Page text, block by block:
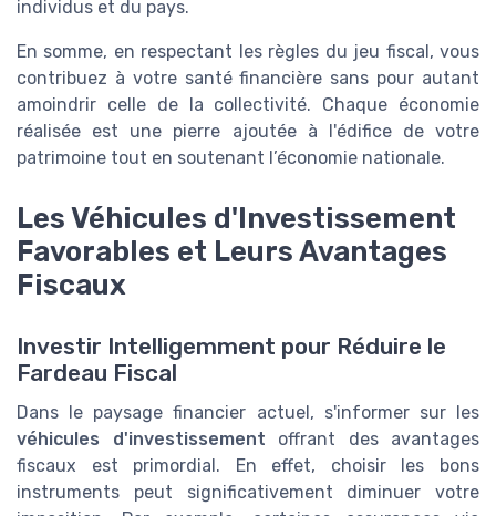
individus et du pays.
En somme, en respectant les règles du jeu fiscal, vous
contribuez à votre santé financière sans pour autant
amoindrir celle de la collectivité. Chaque économie
réalisée est une pierre ajoutée à l'édifice de votre
patrimoine tout en soutenant l’économie nationale.
Les Véhicules d'Investissement
Favorables et Leurs Avantages
Fiscaux
Investir Intelligemment pour Réduire le
Fardeau Fiscal
Dans le paysage financier actuel, s'informer sur les
véhicules d'investissement offrant des avantages
fiscaux est primordial. En effet, choisir les bons
instruments peut significativement diminuer votre